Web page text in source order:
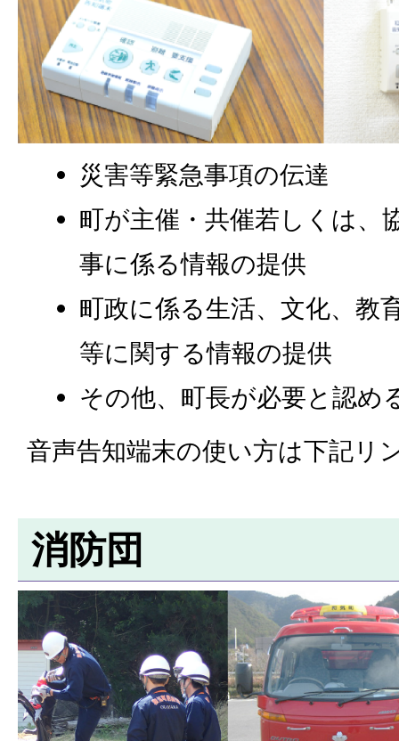
災害等緊急事項の伝達
町が主催・共催若しくは、
事に係る情報の提供
町政に係る生活、文化、教
等に関する情報の提供
その他、町長が必要と認め
音声告知端末の使い方は下記リ
消防団